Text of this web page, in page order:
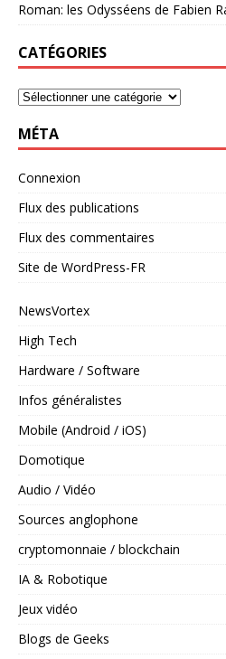
Roman: les Odysséens de Fabien
CATÉGORIES
MÉTA
Connexion
Flux des publications
Flux des commentaires
Site de WordPress-FR
NewsVortex
High Tech
Hardware / Software
Infos généralistes
Mobile (Android / iOS)
Domotique
Audio / Vidéo
Sources anglophone
cryptomonnaie / blockchain
IA & Robotique
Jeux vidéo
Blogs de Geeks